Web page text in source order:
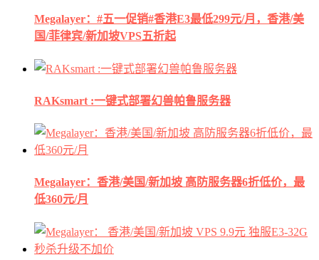
Megalayer：#五一促销#香港E3最低299元/月，香港/美
国/菲律宾/新加坡VPS五折起
RAKsmart :一键式部署幻兽帕鲁服务器
Megalayer：香港/美国/新加坡 高防服务器6折低价，最
低360元/月